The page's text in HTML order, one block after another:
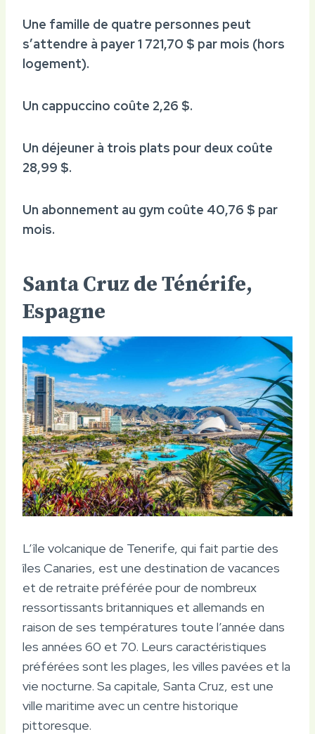
Une famille de quatre personnes peut
s’attendre à payer 1 721,70 $ par mois (hors
logement).
Un cappuccino coûte 2,26 $.
Un déjeuner à trois plats pour deux coûte
28,99 $.
Un abonnement au gym coûte 40,76 $ par
mois.
Santa Cruz de Ténérife,
Espagne
L’île volcanique de Tenerife, qui fait partie des
îles Canaries, est une destination de vacances
et de retraite préférée pour de nombreux
ressortissants britanniques et allemands en
raison de ses températures toute l’année dans
les années 60 et 70. Leurs caractéristiques
préférées sont les plages, les villes pavées et la
vie nocturne. Sa capitale, Santa Cruz, est une
ville maritime avec un centre historique
pittoresque.